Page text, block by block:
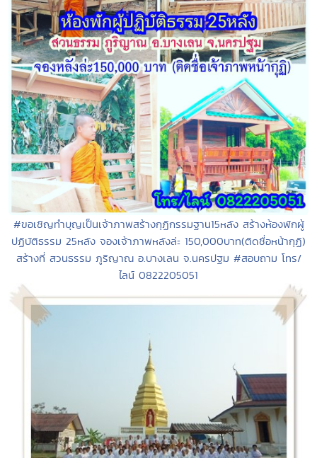
#ขอเชิญทำบุญเป็นเจ้าภาพสร้างกุฏิกรรมฐาน15หลัง สร้างห้องพักผู้
ปฏิบัติธรรม 25หลัง จองเจ้าภาพหลังล่ะ 150,000บาท(ติดชื่อหน้ากุฏิ)
สร้างที่ สวนธรรม ภูริญาณ อ.บางเลน จ.นครปฐม #สอบถาม โทร/
ไลน์ 0822205051